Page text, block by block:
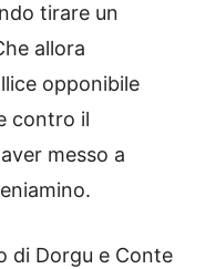
tirare un
allora
opponibile
contro il
messo a
di Dorgu e Conte